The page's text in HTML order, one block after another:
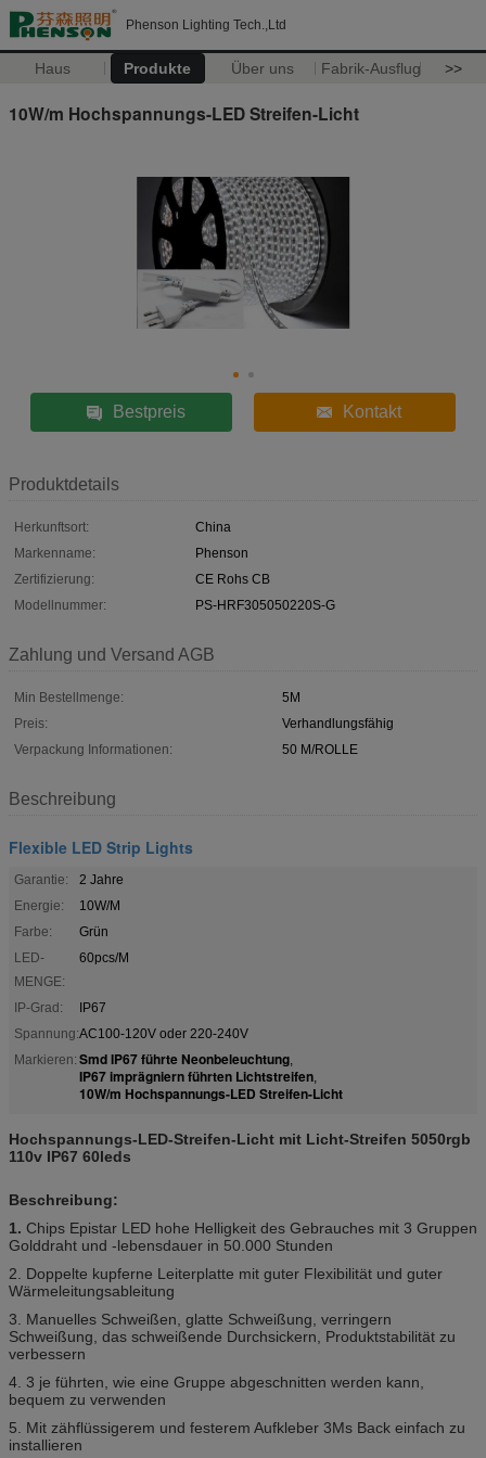
Phenson Lighting Tech.,Ltd
Haus Produkte Über uns Fabrik-Ausflug >>
10W/m Hochspannungs-LED Streifen-Licht
Bestpreis Kontakt
Produktdetails
Herkunftsort:
China
Markenname:
Phenson
Zertifizierung:
CE Rohs CB
Modellnummer:
PS-HRF305050220S-G
Zahlung und Versand AGB
Min Bestellmenge:
5M
Preis:
Verhandlungsfähig
Verpackung Informationen:
50 M/ROLLE
Beschreibung
Flexible LED Strip Lights
Garantie:
2 Jahre
Energie:
10W/M
Farbe:
Grün
LED-
MENGE:
60pcs/M
IP-Grad:
IP67
Spannung:AC100-120V oder 220-240V
Markieren: Smd IP67 führte Neonbeleuchtung,
IP67 imprägniern führten Lichtstreifen,
10W/m Hochspannungs-LED Streifen-Licht
Hochspannungs-LED-Streifen-Licht mit Licht-Streifen 5050rgb
110v IP67 60leds
Beschreibung:
1. Chips Epistar LED hohe Helligkeit des Gebrauches mit 3 Gruppen
Golddraht und -lebensdauer in 50.000 Stunden
2. Doppelte kupferne Leiterplatte mit guter Flexibilität und guter
Wärmeleitungsableitung
3. Manuelles Schweißen, glatte Schweißung, verringern
Schweißung, das schweißende Durchsickern, Produktstabilität zu
verbessern
4. 3 je führten, wie eine Gruppe abgeschnitten werden kann,
bequem zu verwenden
5. Mit zähflüssigerem und festerem Aufkleber 3Ms Back einfach zu
installieren